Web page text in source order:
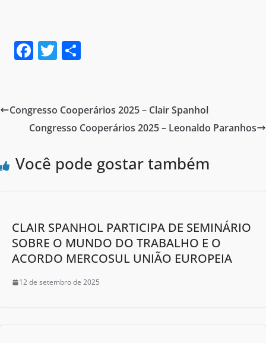
F
e
b
o
T
er e
Congresso Cooperários 2025 – Clair Spanhol
Congresso Cooperários 2025 – Leonaldo Paranhos
Você pode gostar também
CLAIR SPANHOL PARTICIPA DE SEMINÁRIO
SOBRE O MUNDO DO TRABALHO E O
ACORDO MERCOSUL UNIÃO EUROPEIA
12 de setembro de 2025